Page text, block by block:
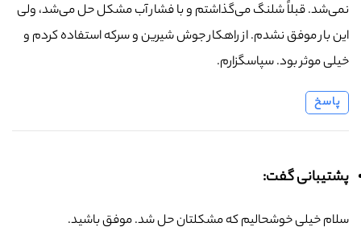
نمی‌شد. قبلاً شلنگ می‌گذاشتم و با فشار آب مشکل حل می‌شد، ولی
این بار موفق نشدم. از راهکار جوش شیرین و سرکه استفاده کردم و
خیلی موثر بود. سپاسگزارم.
پاسخ
پشتیبانی گفت:
سلام خیلی خوشحالیم که مشکلتان حل شد. موفق باشید.